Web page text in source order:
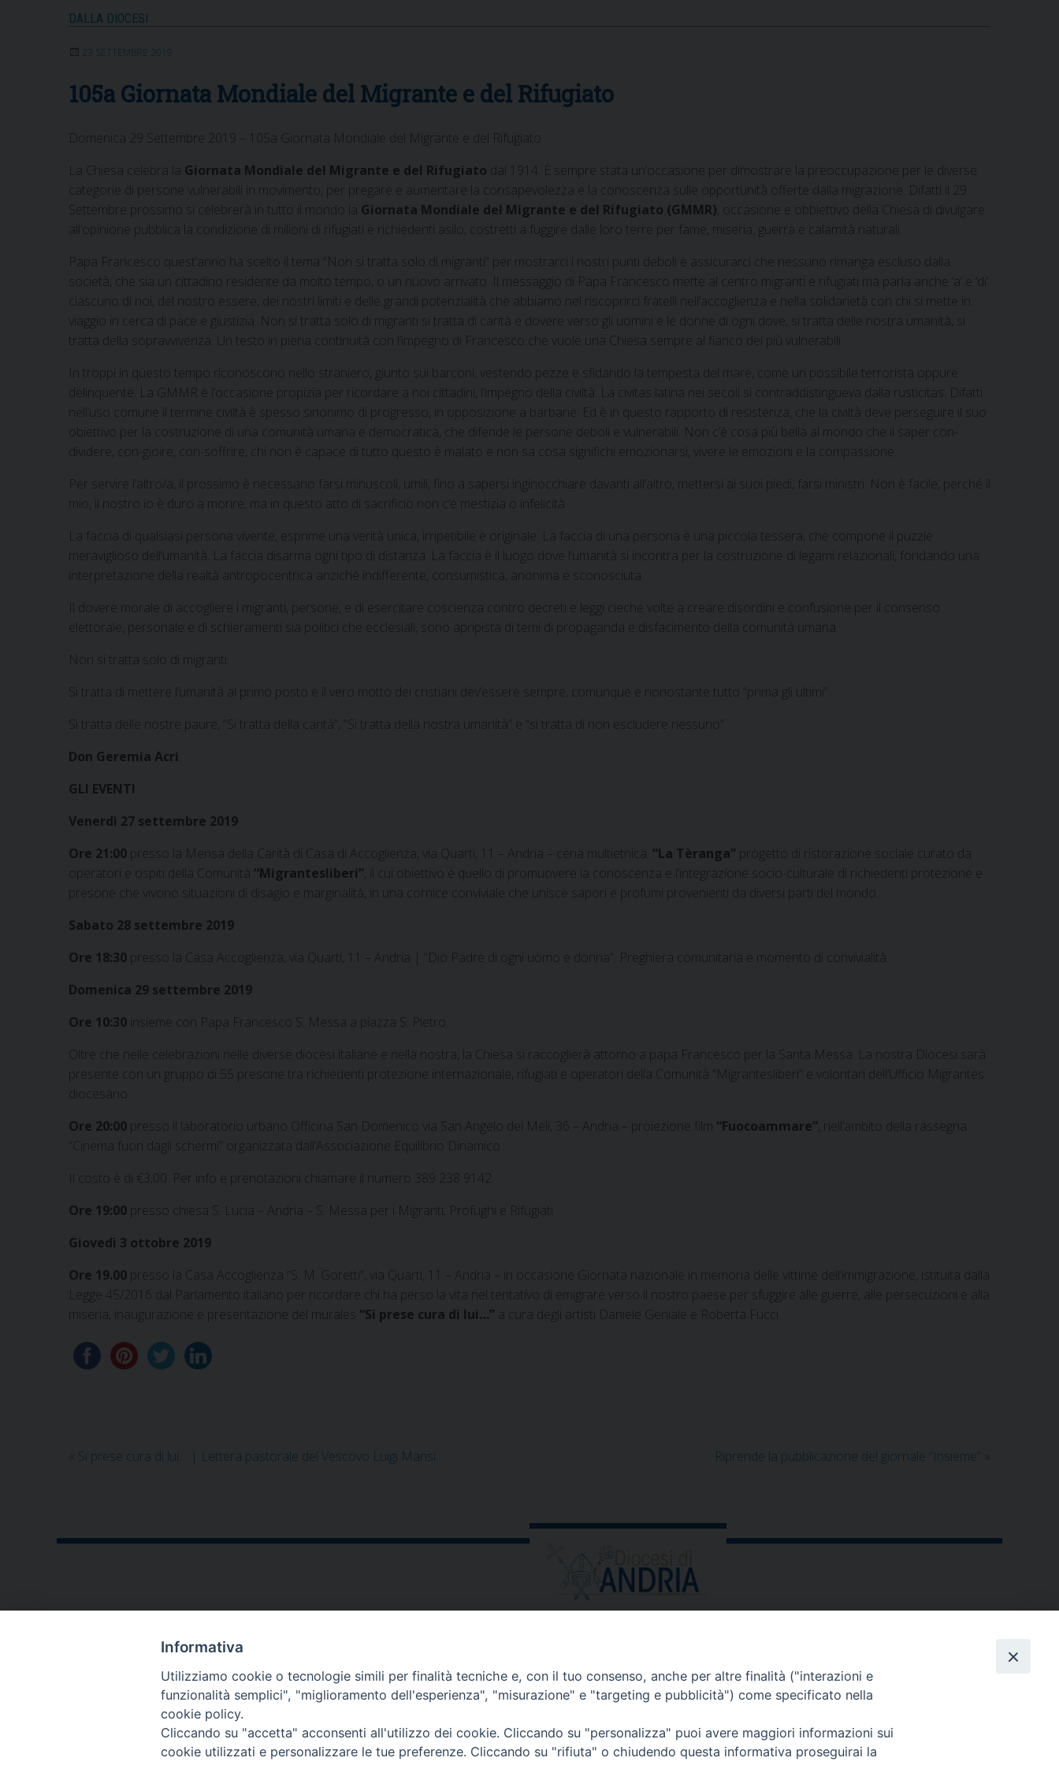
DALLA DIOCESI
23 SETTEMBRE 2019
105a Giornata Mondiale del Migrante e del Rifugiato
Domenica 29 Settembre 2019 – 105a Giornata Mondiale del Migrante e del Rifugiato
La Chiesa celebra la Giornata Mondiale del Migrante e del Rifugiato dal 1914. È sempre stata un’occasione per dimostrare la preoccupazione per le diverse
categorie di persone vulnerabili in movimento, per pregare e aumentare la consapevolezza e la conoscenza sulle opportunità offerte dalla migrazione. Difatti il 29
Settembre prossimo si celebrerà in tutto il mondo la Giornata Mondiale del Migrante e del Rifugiato (GMMR) , occasione e obbiettivo della Chiesa di divulgare
all’opinione pubblica la condizione di milioni di rifugiati e richiedenti asilo, costretti a fuggire dalle loro terre per fame, miseria, guerra e calamità naturali.
Papa Francesco quest’anno ha scelto il tema “Non si tratta solo di migranti” per mostrarci i nostri punti deboli e assicurarci che nessuno rimanga escluso dalla
società, che sia un cittadino residente da molto tempo, o un nuovo arrivato. Il messaggio di Papa Francesco mette al centro migranti e rifugiati ma parla anche ‘a’ e ‘di’
ciascuno di noi, del nostro essere, dei nostri limiti e delle grandi potenzialità che abbiamo nel riscoprirci fratelli nell’accoglienza e nella solidarietà con chi si mette in
viaggio in cerca di pace e giustizia. Non si tratta solo di migranti si tratta di carità e dovere verso gli uomini e le donne di ogni dove, si tratta delle nostra umanità, si
tratta della sopravvivenza. Un testo in piena continuità con l’impegno di Francesco che vuole una Chiesa sempre al fianco dei più vulnerabili.
In troppi in questo tempo riconoscono nello straniero, giunto sui barconi, vestendo pezze e sfidando la tempesta del mare, come un possibile terrorista oppure
delinquente. La GMMR è l’occasione propizia per ricordare a noi cittadini, l’impegno della civiltà. La civitas latina nei secoli si contraddistingueva dalla rusticitas. Difatti
nell’uso comune il termine civiltà è spesso sinonimo di progresso, in opposizione a barbarie. Ed è in questo rapporto di resistenza, che la civiltà deve perseguire il suo
obiettivo per la costruzione di una comunità umana e democratica, che difende le persone deboli e vulnerabili. Non c’è cosa più bella al mondo che il saper con-
dividere, con-gioire, con-soffrire, chi non è capace di tutto questo è malato e non sa cosa significhi emozionarsi, vivere le emozioni e la compassione.
Per servire l’altro/a, il prossimo è necessario farsi minuscoli, umili, fino a sapersi inginocchiare davanti all’altro, mettersi ai suoi piedi, farsi ministri. Non è facile, perché il
mio, il nostro io è duro a morire; ma in questo atto di sacrificio non c’è mestizia o infelicità.
La faccia di qualsiasi persona vivente, esprime una verità unica, irripetibile e originale. La faccia di una persona è una piccola tessera, che compone il puzzle
meraviglioso dell’umanità. La faccia disarma ogni tipo di distanza. La faccia è il luogo dove l’umanità si incontra per la costruzione di legami relazionali, fondando una
interpretazione della realtà antropocentrica anziché indifferente, consumistica, anonima e sconosciuta.
Il dovere morale di accogliere i migranti, persone, e di esercitare coscienza contro decreti e leggi cieche volte a creare disordini e confusione per il consenso
elettorale, personale e di schieramenti sia politici che ecclesiali, sono apripista di temi di propaganda e disfacimento della comunità umana.
Non si tratta solo di migranti.
Si tratta di mettere l’umanità al primo posto e il vero motto dei cristiani dev’essere sempre, comunque e nonostante tutto “prima gli ultimi”.
Si tratta delle nostre paure, “Si tratta della carità”, “Si tratta della nostra umanità” e “si tratta di non escludere nessuno”.
Don Geremia Acri
GLI EVENTI
Venerdì 27 settembre 2019
Ore 21:00 presso la Mensa della Carità di Casa di Accoglienza, via Quarti, 11 – Andria – cena multietnica. “La Tèranga” progetto di ristorazione sociale curato da
operatori e ospiti della Comunità “Migrantesliberi” , il cui obiettivo è quello di promuovere la conoscenza e l’integrazione socio-culturale di richiedenti protezione e
presone che vivono situazioni di disagio e marginalità, in una cornice conviviale che unisce sapori e profumi provenienti da diversi parti del mondo.
Sabato 28 settembre 2019
Ore 18:30 presso la Casa Accoglienza, via Quarti, 11 – Andria | “Dio Padre di ogni uomo e donna”. Preghiera comunitaria e momento di convivialità
Domenica 29 settembre 2019
Ore 10:30 insieme con Papa Francesco S. Messa a piazza S. Pietro.
Oltre che nelle celebrazioni nelle diverse diocesi italiane e nella nostra, la Chiesa si raccoglierà attorno a papa Francesco per la Santa Messa. La nostra Diocesi sarà
presente con un gruppo di 55 presone tra richiedenti protezione internazionale, rifugiati e operatori della Comunità “Migrantesliberi” e volontari dell’Ufficio Migrantes
diocesano.
Ore 20:00 presso il laboratorio urbano Officina San Domenico via San Angelo dei Meli, 36 – Andria – proiezione film “Fuocoammare” , nell’ambito della rassegna
“Cinema fuori dagli schermi” organizzata dall’Associazione Equilibrio Dinamico.
Il costo è di €3,00. Per info e prenotazioni chiamare il numero 389 238 9142.
Ore 19:00 presso chiesa S. Lucia – Andria – S. Messa per i Migranti, Profughi e Rifugiati.
Giovedì 3 ottobre 2019
Ore 19.00 presso la Casa Accoglienza “S. M. Goretti”, via Quarti, 11 – Andria – in occasione Giornata nazionale in memoria delle vittime dell’immigrazione, istituita dalla
Legge 45/2016 dal Parlamento italiano per ricordare chi ha perso la vita nel tentativo di emigrare verso il nostro paese per sfuggire alle guerre, alle persecuzioni e alla
miseria, inaugurazione e presentazione del murales
“Si prese cura di lui…” a cura degli artisti Daniele Geniale e Roberta Fucci.
« Si prese cura di lui… | Lettera pastorale del Vescovo Luigi Mansi Riprende la pubblicazione del giornale “Insieme” »
76123 - Andria (BT)
diocesi@diocesiandria.org
+39 0883.593032
Orari uffici
Calendario diocesano
Informativa
Utilizziamo cookie o tecnologie simili per finalità tecniche e, con il tuo consenso, anche per altre finalità ("interazioni e
funzionalità semplici", "miglioramento dell'esperienza", "misurazione" e "targeting e pubblicità") come specificato nella
cookie policy.
Cliccando su "accetta" acconsenti all'utilizzo dei cookie. Cliccando su "personalizza" puoi avere maggiori informazioni sui
cookie utilizzati e personalizzare le tue preferenze. Cliccando su "rifiuta" o chiudendo questa informativa proseguirai la